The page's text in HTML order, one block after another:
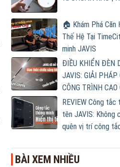
🏠 Khám Phá
Thế Hệ Tại
minh JAVIS
ĐIỀU KHIỂN ĐÈN
JAVIS: GIẢI PHÁP
CÔNG TRÌNH CAO
REVIEW Công
tên JAVIS: Không
quên vị trí công
BÀI XEM NHIỀU